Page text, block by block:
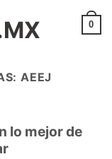
0
AEEJ
lo mejor de